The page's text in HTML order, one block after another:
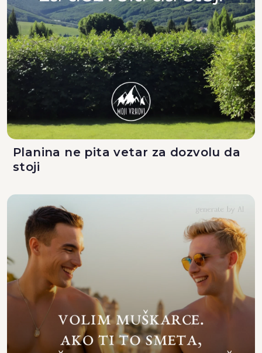
Planina ne pita vetar za dozvolu da
stoji